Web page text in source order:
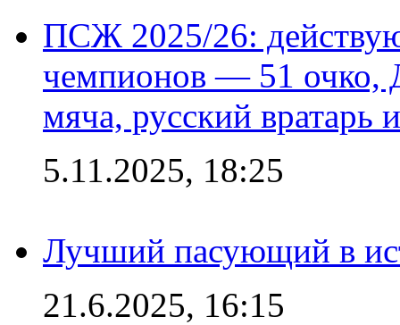
ПСЖ 2025/26:
чемпионов — 51 очко,
мяча, русский вратарь
5.11.2025, 18:25
Лучший пасующий в
21.6.2025, 16:15